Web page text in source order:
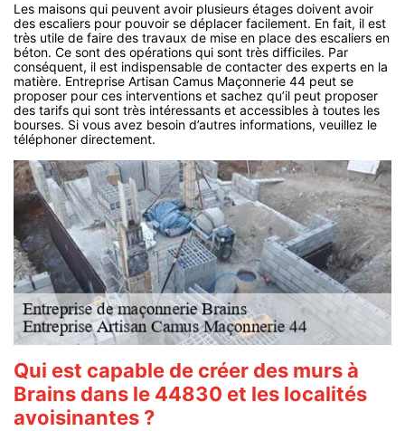
Les maisons qui peuvent avoir plusieurs étages doivent avoir
des escaliers pour pouvoir se déplacer facilement. En fait, il est
très utile de faire des travaux de mise en place des escaliers en
béton. Ce sont des opérations qui sont très difficiles. Par
conséquent, il est indispensable de contacter des experts en la
matière. Entreprise Artisan Camus Maçonnerie 44 peut se
proposer pour ces interventions et sachez qu’il peut proposer
des tarifs qui sont très intéressants et accessibles à toutes les
bourses. Si vous avez besoin d’autres informations, veuillez le
téléphoner directement.
Qui est capable de créer des murs à
Brains dans le 44830 et les localités
avoisinantes ?